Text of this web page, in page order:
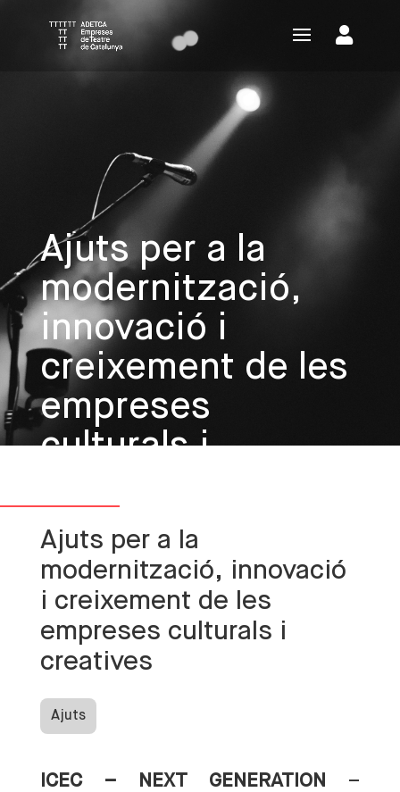
Ajuts per a la
modernització,
innovació i
creixement de les
empreses
culturals i
Ajuts per a la
modernització, innovació
i creixement de les
empreses culturals i
creatives
Ajuts
ICEC – NEXT GENERATION
–